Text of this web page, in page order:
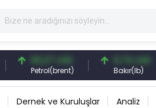
83,27 USD
Petrol(brent)
6,74 USD
Bakır(lb)
Dernek ve Kuruluşlar Analiz